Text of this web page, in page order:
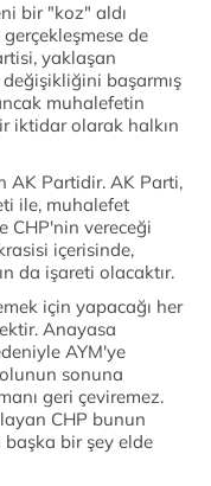
bir "koz" aldı
de
yaklaşan
başarmış
muhalefetin
iktidar olarak halkın
AK Partidir. AK Parti,
ile, muhalefet
CHP'nin vereceği
içerisinde,
da işareti olacaktır.
için yapacağı her
Anayasa
AYM'ye
sonuna
geri çeviremez.
CHP bunun
başka bir şey elde